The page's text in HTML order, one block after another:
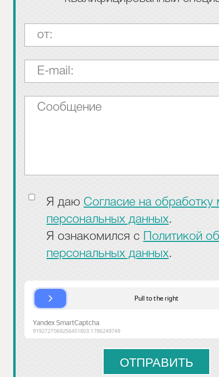
Я даю Согласие на обработку
персональных данных.
Я ознакомился с
Политикой
персональных данных.